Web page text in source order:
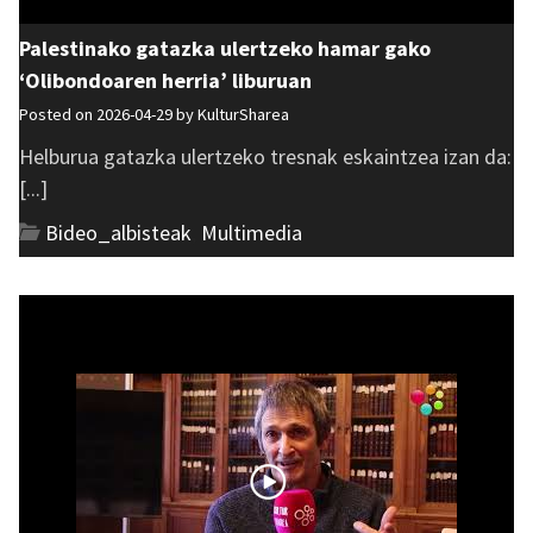
Palestinako gatazka ulertzeko hamar gako
‘Olibondoaren herria’ liburuan
Posted on 2026-04-29 byKulturSharea
Helburua gatazka ulertzeko tresnak eskaintzea izan da:
[...]
Bideo_albisteak Multimedia